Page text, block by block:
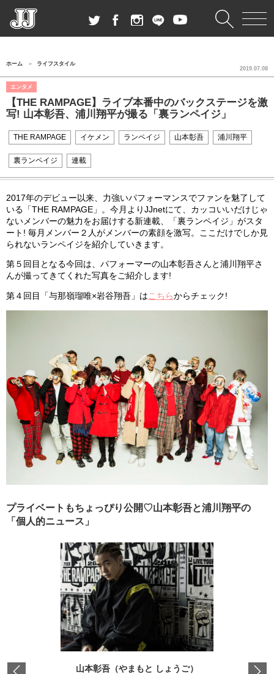
ホーム ライフスタイル
エンタメ
【THE RAMPAGE】ライブ本番中のバックステージを激
写! 山本彰吾、浦川翔平が撮る「裏ランペイジ」
2019.07.08
THE RAMPAGE イケメン ランペイジ 山本彰吾 浦川翔平
裏ランペイジ 連載
2017年のデビュー以来、力強いパフォーマンスでファンを魅了して
いる「THE RAMPAGE」。今月よりJJnetにて、カッコいいだけじゃ
ないメンバーの魅力をお届けする新連載、「裏ランペイジ」がスタ
ート! 毎月メンバー２人がメンバーの素顔を激写。ここだけでしか見
られないランペイジを紹介していきます。
第５回目となる今回は、パフォーマーの山本彰吾さんと浦川翔平さ
んが撮ってきてくれた写真をご紹介します!
第４回目「与那嶺瑠唯×岩谷翔吾」は こちらからチェック!
プライベートもちょっぴり公開♡山本彰吾と浦川翔平の
「個人的ニュース」
山本彰吾（やまもと しょうご）